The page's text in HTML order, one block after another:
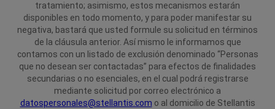
tratamiento; asimismo, estos mecanismos estarán
disponibles en todo momento, y para poder manifestar su
negativa, bastará que usted formule su solicitud en términos
de la cláusula anterior. Así mismo le informamos que
contamos con un listado de exclusión denominado “Personas
que no desean ser contactadas” para efectos de finalidades
secundarias o no esenciales, en el cual podrá registrarse
mediante solicitud por correo electrónico a
datospersonales@stellantis.com o al domicilio de Stellantis